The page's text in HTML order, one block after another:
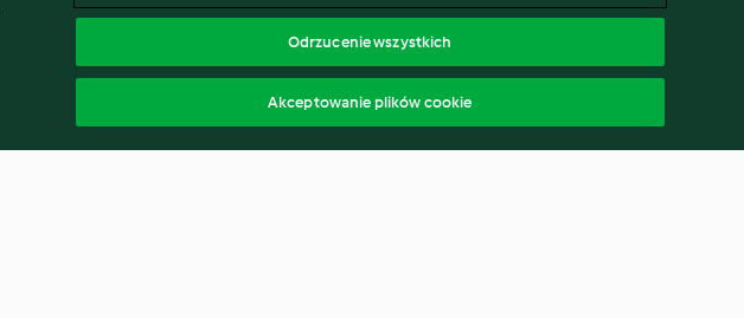
Odrzucenie wszystkich
Akceptowanie plików cookie